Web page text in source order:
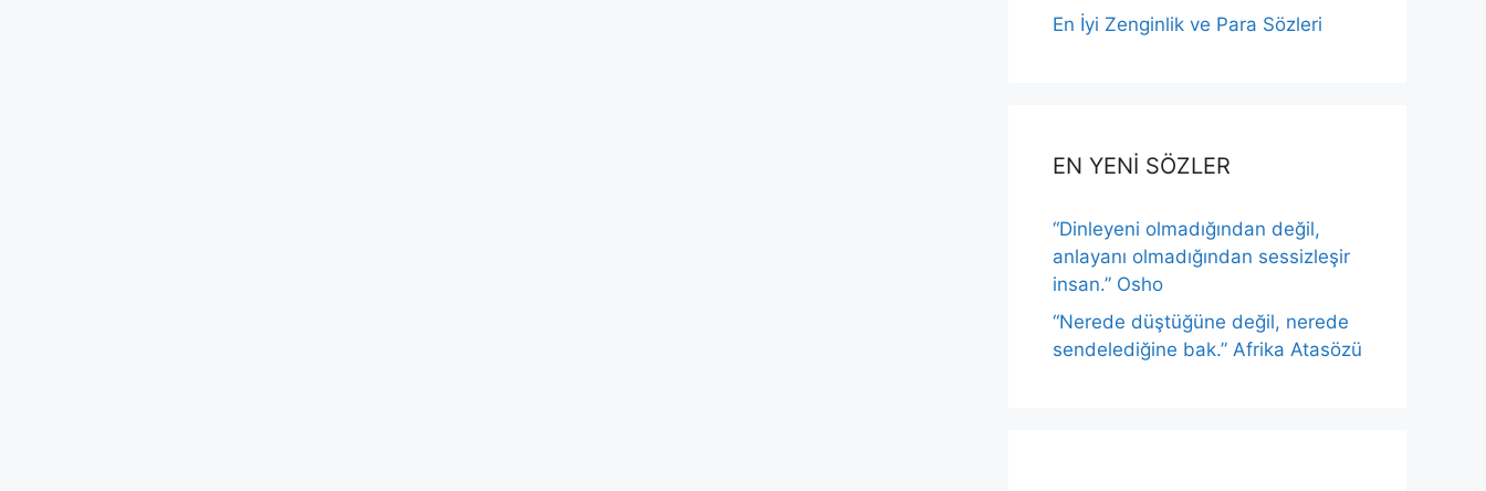
En İyi Zenginlik ve Para Sözleri
EN YENİ SÖZLER
“Dinleyeni olmadığından değil,
anlayanı olmadığından sessizleşir
insan.” Osho
“Nerede düştüğüne değil, nerede
sendelediğine bak.” Afrika Atasözü